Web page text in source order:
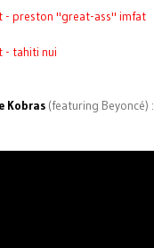
- preston ''great-ass'' imfat
- tahiti nui
Kobras(featuring Beyoncé) :